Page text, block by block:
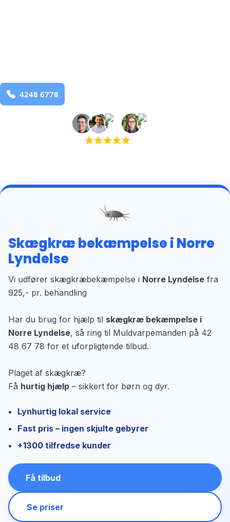
★★★★★
Skægkræ bekæmpelse i Norre
Lyndelse
Vi udfører skægkræbekæmpelse i Norre Lyndelse fra
925,- pr. behandling
Har du brug for hjælp til skægkræ bekæmpelse i
Norre Lyndelse, så ring til Muldvarpemanden på 42
48 67 78 for et uforpligtende tilbud.
Plaget af skægkræ?
Få hurtig hjælp – sikkert for børn og dyr.
Lynhurtig lokal service
Fast pris – ingen skjulte gebyrer
+1300 tilfredse kunder
Få tilbud
Se priser